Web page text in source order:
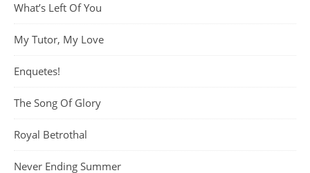
What’s Left Of You
My Tutor, My Love
Enquetes!
The Song Of Glory
Royal Betrothal
Never Ending Summer